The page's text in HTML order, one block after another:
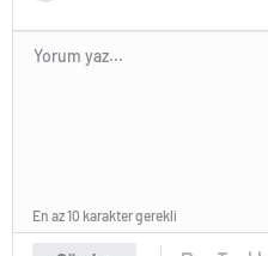
En az 10 karakter gerekli